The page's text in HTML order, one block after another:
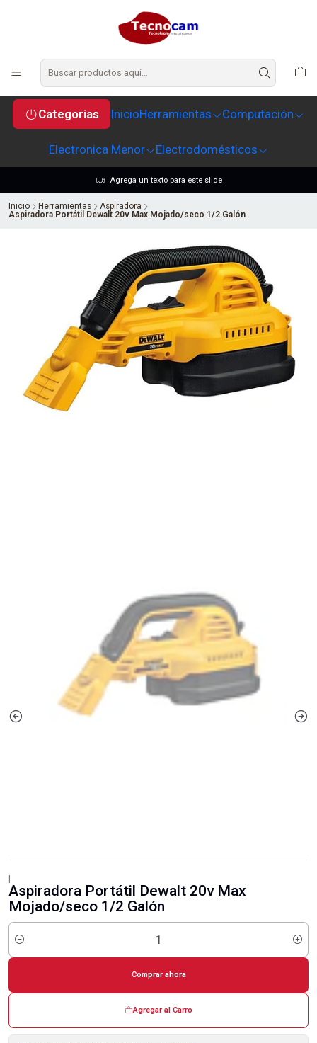
Categorias InicioHerramientas Computación
Electronica Menor Electrodomésticos
Agrega un texto para este slide
Inicio Herramientas
Aspiradora
Aspiradora Portátil Dewalt 20v Max Mojado/seco 1/2 Galón
Aspiradora Portátil Dewalt 20v Max
Mojado/seco 1/2 Galón
Cantidad
Agregar al Carro
Comprar ahora